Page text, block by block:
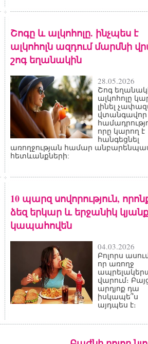
Շոգը և ալկոհոլը. ինչպես է
ալկոհոլն ազդում մարմնի
շոգ եղանակին
28.05.2026
Շոգ
ալկոհոլը
լինել
վտանգավոր
որը կարող է
հանգեցնել
առողջության համար
հետևանքների:
10 պարզ սովորություն,
ձեզ երկար և երջանիկ կյանք
կապահովեն
04.03.2026
Բոլորս
որ առողջ
վարում։
արդյոք դա
իսկապե՞ս
այդպես է։